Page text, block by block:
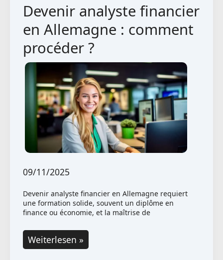
Allemagne
Devenir analyste financier
en Allemagne : comment
procéder ?
09/11/2025
Devenir analyste financier en Allemagne requiert
une formation solide, souvent un diplôme en
finance ou économie, et la maîtrise de
Devenir
Weiterlesen »